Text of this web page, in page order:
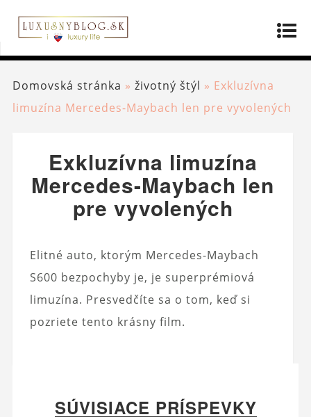
Domovská stránka » životný štýl » Exkluzívna
limuzína Mercedes-Maybach len pre vyvolených
Exkluzívna limuzína
Mercedes-Maybach len
pre vyvolených
Elitné auto, ktorým Mercedes-Maybach
S600 bezpochyby je, je superprémiová
limuzína. Presvedčíte sa o tom, keď si
pozriete tento krásny film.
SÚVISIACE PRÍSPEVKY